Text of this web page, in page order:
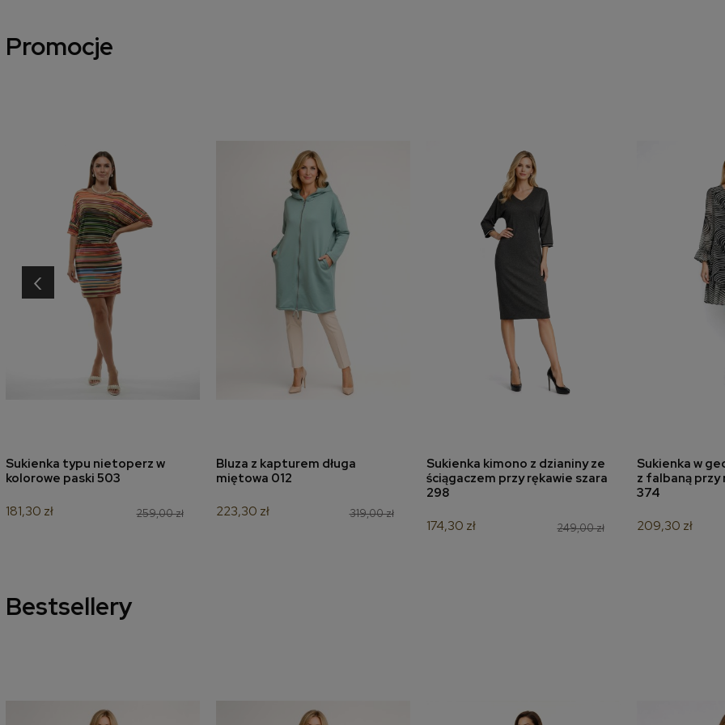
Promocje
dodaj do koszyka
Sukienka typu nietoperz w
kolorowe paski 503
259,00 zł
181,30 zł
dodaj do koszyka
Bluza z kapturem długa
miętowa 012
319,00 zł
223,30 zł
dodaj do koszyka
Sukienka kimono z dzianiny ze
ściągaczem przy rękawie szara
298
249,00 zł
174,30 zł
dodaj
Sukienka w
z falbaną przy
374
209,30 zł
‹
Bestsellery